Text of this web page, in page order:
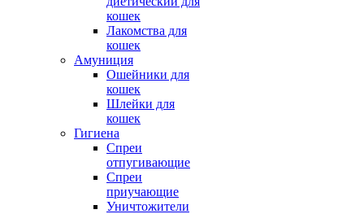
кошек
Лакомства для
кошек
Амуниция
Ошейники для
кошек
Шлейки для
кошек
Гигиена
Спреи
отпугивающие
Спреи
приучающие
Уничтожители